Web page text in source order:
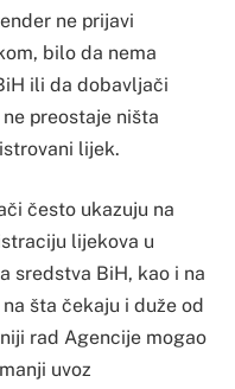
ne prijavi
bilo da nema
ili da dobavljači
preostaje ništa
lijek.
često ukazuju na
lijekova u
sredstva BiH, kao i na
šta čekaju i duže od
rad Agencije mogao
uvoz